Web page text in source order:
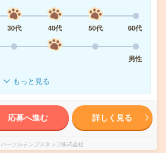
30代 40代 50代
60代
男性
もっと見る
応募へ進む 詳しく見る
パーソルテンプスタッフ株式会社